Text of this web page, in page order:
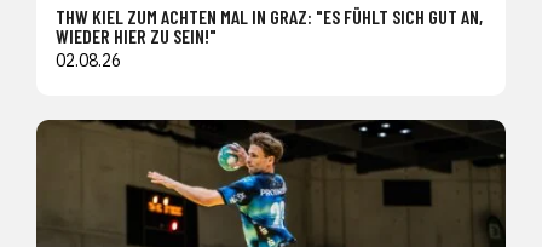
THW KIEL ZUM ACHTEN MAL IN GRAZ: "ES FÜHLT SICH GUT AN,
WIEDER HIER ZU SEIN!"
02.08.26